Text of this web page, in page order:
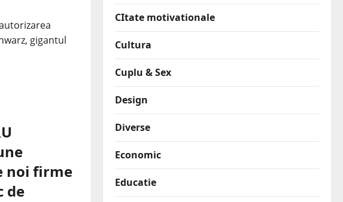
gigantul
noi firme
de
CItate motivationale
Cultura
Cuplu & Sex
Design
Diverse
Economic
Educatie